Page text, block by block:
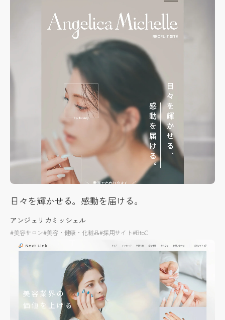
日々を輝かせる。感動を届ける。
アンジェリカミッシェル
#美容サロン#美容・健康・化粧品#採用サイト#BtoC